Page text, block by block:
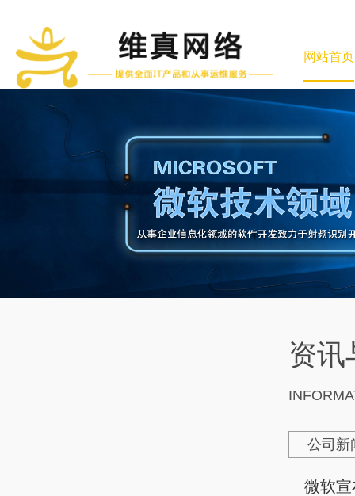
网站首页
资讯
公司新
微软